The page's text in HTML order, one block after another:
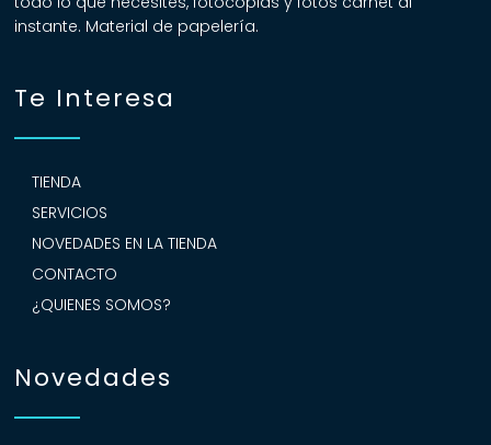
instante. Material de papelería.
Te Interesa
TIENDA
SERVICIOS
NOVEDADES EN LA TIENDA
CONTACTO
¿QUIENES SOMOS?
Novedades